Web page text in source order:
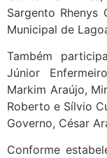
Sargento Rhenys
Municipal de
Também
Júnior
Markim Araújo,
Roberto e Sílvio
Governo, César
Conforme